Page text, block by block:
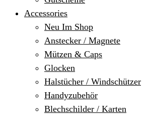
Accessories
Neu Im Shop
Anstecker / Magnete
Mützen & Caps
Glocken
Halstücher / Windschützer
Handyzubehör
Blechschilder / Karten